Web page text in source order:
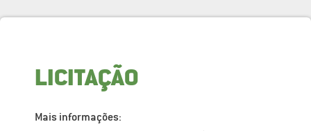
LICITAÇÃO
Mais informações: